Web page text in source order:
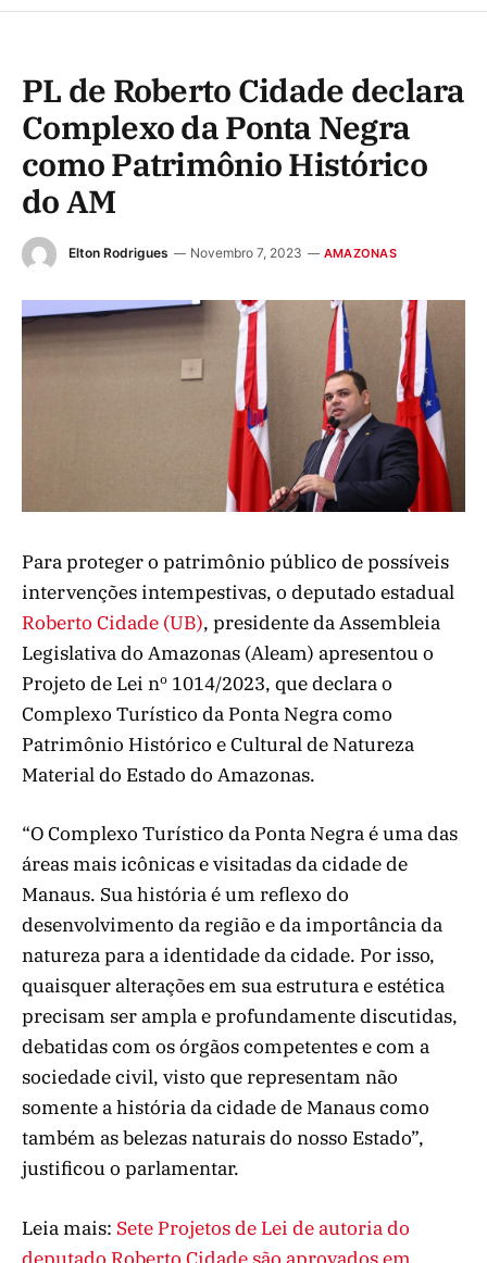
PL de Roberto Cidade declara
Complexo da Ponta Negra
como Patrimônio Histórico
do AM
Elton Rodrigues Novembro 7, 2023 AMAZONAS
Para proteger o patrimônio público de possíveis
intervenções intempestivas, o deputado estadual
Roberto Cidade (UB), presidente da Assembleia
Legislativa do Amazonas (Aleam) apresentou o
Projeto de Lei nº 1014/2023, que declara o
Complexo Turístico da Ponta Negra como
Patrimônio Histórico e Cultural de Natureza
Material do Estado do Amazonas.
“O Complexo Turístico da Ponta Negra é uma das
áreas mais icônicas e visitadas da cidade de
Manaus. Sua história é um reflexo do
desenvolvimento da região e da importância da
natureza para a identidade da cidade. Por isso,
quaisquer alterações em sua estrutura e estética
precisam ser ampla e profundamente discutidas,
debatidas com os órgãos competentes e com a
sociedade civil, visto que representam não
somente a história da cidade de Manaus como
também as belezas naturais do nosso Estado”,
justificou o parlamentar.
Leia mais: Sete Projetos de Lei de autoria do
deputado Roberto Cidade são aprovados em